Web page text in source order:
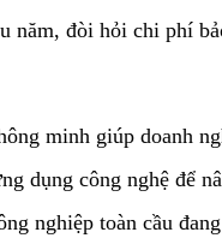
năm, đòi hỏi chi phí
minh giúp doanh
dụng công nghệ để
nghiệp toàn cầu